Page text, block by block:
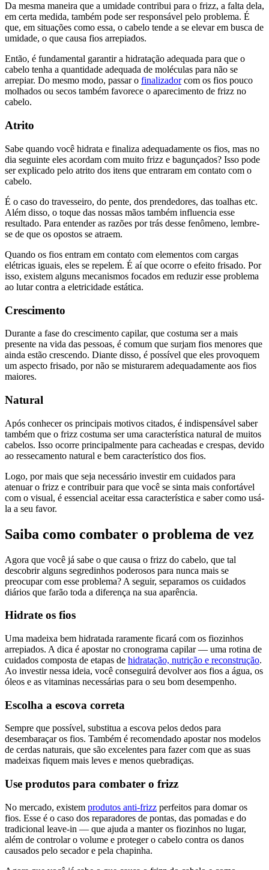
Da mesma maneira que a umidade contribui para o frizz, a falta dela,
em certa medida, também pode ser responsável pelo problema. É
que, em situações como essa, o cabelo tende a se elevar em busca de
umidade, o que causa fios arrepiados.
Então, é fundamental garantir a hidratação adequada para que o
cabelo tenha a quantidade adequada de moléculas para não se
arrepiar. Do mesmo modo, passar o finalizadorcom os fios pouco
molhados ou secos também favorece o aparecimento de frizz no
cabelo.
Atrito
Sabe quando você hidrata e finaliza adequadamente os fios, mas no
dia seguinte eles acordam com muito frizz e bagunçados? Isso pode
ser explicado pelo atrito dos itens que entraram em contato com o
cabelo.
É o caso do travesseiro, do pente, dos prendedores, das toalhas etc.
Além disso, o toque das nossas mãos também influencia esse
resultado. Para entender as razões por trás desse fenômeno, lembre-
se de que os opostos se atraem.
Quando os fios entram em contato com elementos com cargas
elétricas iguais, eles se repelem. É aí que ocorre o efeito frisado. Por
isso, existem alguns mecanismos focados em reduzir esse problema
ao lutar contra a eletricidade estática.
Crescimento
Durante a fase do crescimento capilar, que costuma ser a mais
presente na vida das pessoas, é comum que surjam fios menores que
ainda estão crescendo. Diante disso, é possível que eles provoquem
um aspecto frisado, por não se misturarem adequadamente aos fios
maiores.
Natural
Após conhecer os principais motivos citados, é indispensável saber
também que o frizz costuma ser uma característica natural de muitos
cabelos. Isso ocorre principalmente para cacheadas e crespas, devido
ao ressecamento natural e bem característico dos fios.
Logo, por mais que seja necessário investir em cuidados para
atenuar o frizz e contribuir para que você se sinta mais confortável
com o visual, é essencial aceitar essa característica e saber como usá-
la a seu favor.
Saiba como combater o problema de vez
Agora que você já sabe o que causa o frizz do cabelo, que tal
descobrir alguns segredinhos poderosos para nunca mais se
preocupar com esse problema? A seguir, separamos os cuidados
diários que farão toda a diferença na sua aparência.
Hidrate os fios
Uma madeixa bem hidratada raramente ficará com os fiozinhos
arrepiados. A dica é apostar no cronograma capilar — uma rotina de
cuidados composta de etapas de hidratação, nutrição e reconstrução.
Ao investir nessa ideia, você conseguirá devolver aos fios a água, os
óleos e as vitaminas necessárias para o seu bom desempenho.
Escolha a escova correta
Sempre que possível, substitua a escova pelos dedos para
desembaraçar os fios. Também é recomendado apostar nos modelos
de cerdas naturais, que são excelentes para fazer com que as suas
madeixas fiquem mais leves e menos quebradiças.
Use produtos para combater o frizz
No mercado, existem produtos anti-frizz perfeitos para domar os
fios. Esse é o caso dos reparadores de pontas, das pomadas e do
tradicional leave-in — que ajuda a manter os fiozinhos no lugar,
além de controlar o volume e proteger o cabelo contra os danos
causados pelo secador e pela chapinha.